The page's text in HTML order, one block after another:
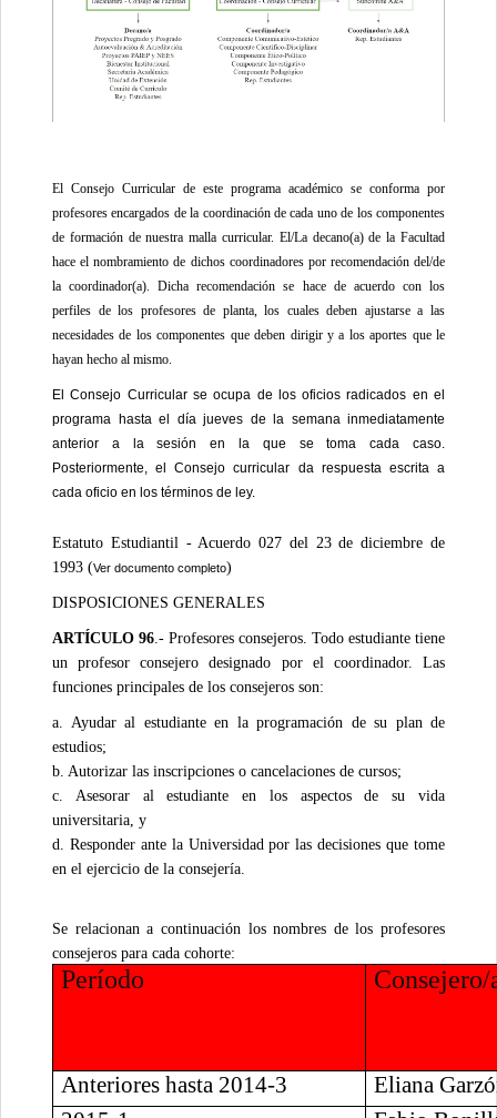
El Consejo Curricular de este programa académico se conforma por
profesores encargados de la coordinación de cada uno de los componentes
de formación de nuestra malla curricular. El/La decano(a) de la Facultad
hace el nombramiento de dichos coordinadores por recomendación del/de
la coordinador(a). Dicha recomendación se hace de acuerdo con los
perfiles de los profesores de planta, los cuales deben ajustarse a las
necesidades de los componentes que deben dirigir y a los aportes que le
hayan hecho al mismo.
El Consejo Curricular se ocupa de los oficios radicados en el
programa hasta el día jueves de la semana inmediatamente
anterior a la sesión en la que se toma cada caso.
Posteriormente, el Consejo curricular da respuesta escrita a
cada oficio en los términos de ley.
Estatuto Estudiantil - Acuerdo 027 del 23 de diciembre de
1993 (Ver documento completo)
DISPOSICIONES GENERALES
ARTÍCULO 96.- Profesores consejeros. Todo estudiante tiene
un profesor consejero designado por el coordinador. Las
funciones principales de los consejeros son:
a. Ayudar al estudiante en la programación de su plan de
estudios;
b. Autorizar las inscripciones o cancelaciones de cursos;
c. Asesorar al estudiante en los aspectos de su vida
universitaria, y
d. Responder ante la Universidad por las decisiones que tome
en el ejercicio de la consejería.
Se relacionan a continuación los nombres de los profesores
consejeros para cada cohorte:
Período Consejero/
Anteriores hasta 2014-3
Eliana